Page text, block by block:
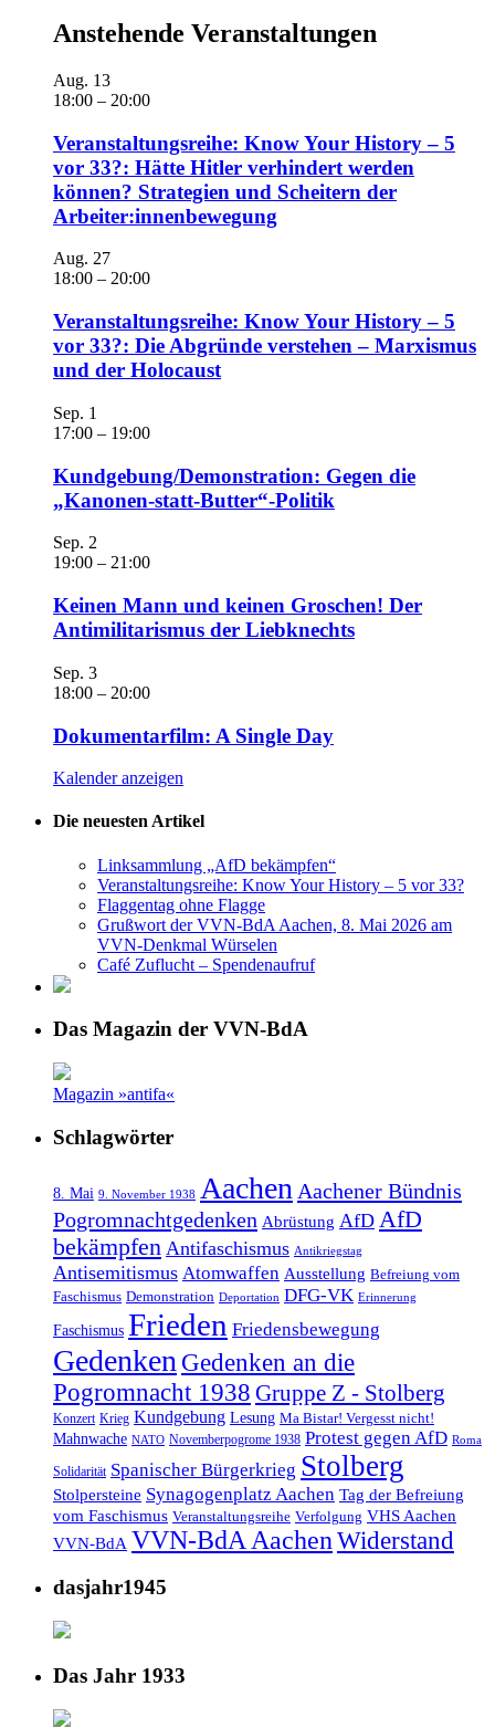
Anstehende Veranstaltungen
Aug. 13
18:00 – 20:00
Veranstaltungsreihe: Know Your History – 5
vor 33?: Hätte Hitler verhindert werden
können? Strategien und Scheitern der
Arbeiter:innenbewegung
Aug. 27
18:00 – 20:00
Veranstaltungsreihe: Know Your History – 5
vor 33?: Die Abgründe verstehen – Marxismus
und der Holocaust
Sep. 1
17:00 – 19:00
Kundgebung/Demonstration: Gegen die
„Kanonen-statt-Butter“-Politik
Sep. 2
19:00 – 21:00
Keinen Mann und keinen Groschen! Der
Antimilitarismus der Liebknechts
Sep. 3
18:00 – 20:00
Dokumentarfilm: A Single Day
Kalender anzeigen
Die neuesten Artikel
Linksammlung „AfD bekämpfen“
Veranstaltungsreihe: Know Your History – 5 vor 33?
Flaggentag ohne Flagge
Grußwort der VVN-BdA Aachen, 8. Mai 2026 am
VVN-Denkmal Würselen
Café Zuflucht – Spendenaufruf
Das Magazin der VVN-BdA
Magazin »antifa«
Schlagwörter
8. Mai 9. November 1938 Aachen Aachener Bündnis
Pogromnachtgedenken Abrüstung AfD AfD
bekämpfen Antifaschismus Antikriegstag
Antisemitismus Atomwaffen Ausstellung Befreiung vom
Faschismus Demonstration Deportation DFG-VK Erinnerung
Faschismus Frieden Friedensbewegung
Gedenken Gedenken an die
Pogromnacht 1938 Gruppe Z - Stolberg
Konzert Krieg Kundgebung Lesung Ma Bistar! Vergesst nicht!
Mahnwache NATO Novemberpogrome 1938 Protest gegen AfD Roma
Solidarität Spanischer Bürgerkrieg Stolberg
Stolpersteine Synagogenplatz Aachen Tag der Befreiung
vom Faschismus Veranstaltungsreihe Verfolgung VHS Aachen
VVN-BdA VVN-BdA AachenWiderstand
dasjahr1945
Das Jahr 1933